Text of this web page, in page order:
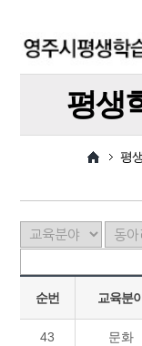
평생
평
순번 교육분
43 문화